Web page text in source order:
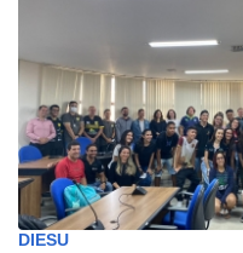
DIESU